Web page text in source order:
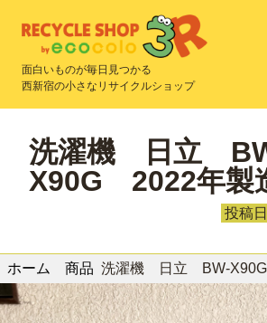
面白いものが毎日見つかる
西新宿の小さなリサイクルショップ
洗濯機 日立
X90G 2022年製
投稿日
ホーム 商品 洗濯機 日立 BW-